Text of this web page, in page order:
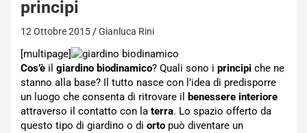
principi
12 Ottobre 2015 Gianluca Rini
[multipage]
Cos’è il giardino biodinamico? Quali sono i principi che ne
stanno alla base? Il tutto nasce con l’idea di predisporre
un luogo che consenta di ritrovare il
benessere interiore
attraverso il contatto con la terra. Lo spazio offerto da
questo tipo di giardino o di orto può diventare un